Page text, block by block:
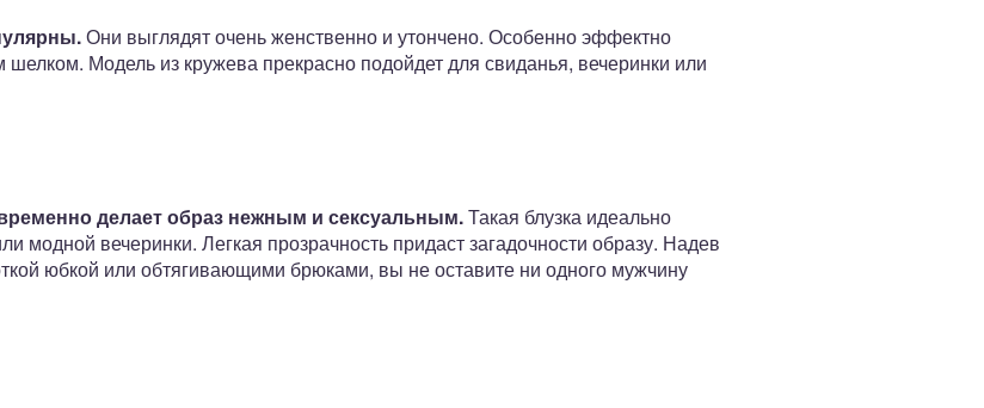
Они выглядят очень женственно и утончено. Особенно эффектно
Модель из кружева прекрасно подойдет для свиданья, вечеринки или
делает образ нежным и сексуальным.Такая блузка идеально
модной вечеринки. Легкая прозрачность придаст загадочности образу. Надев
юбкой или обтягивающими брюками, вы не оставите ни одного мужчину